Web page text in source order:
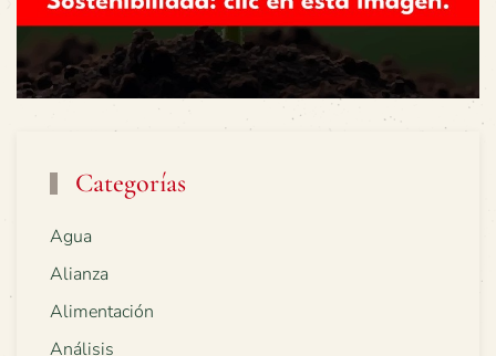
Categorías
Agua
Alianza
Alimentación
Análisis